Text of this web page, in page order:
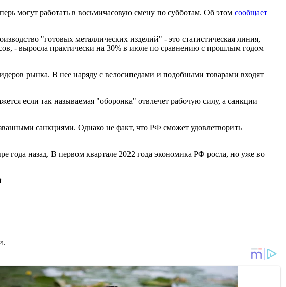
могут работать в восьмичасовую смену по субботам. Об этом сообщает
"готовых металлических изделий" - это статистическая линия,
- выросла практически на 30% в июле по сравнению с прошлым годом
рынка. В нее наряду с велосипедами и подобными товарами входят
если так называемая "оборонка" отвлечет рабочую силу, а санкции
санкциями. Однако не факт, что РФ сможет удовлетворить
года назад. В первом квартале 2022 года экономика РФ росла, но уже во